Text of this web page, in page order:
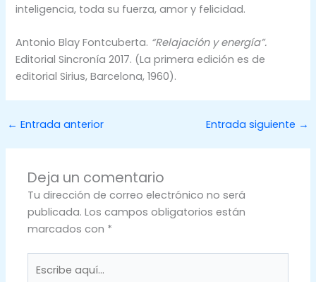
inteligencia, toda su fuerza, amor y felicidad.
Antonio Blay Fontcuberta. “Relajación y energía”.
Editorial Sincronía 2017. (La primera edición es de
editorial Sirius, Barcelona, 1960).
← Entrada anterior Entrada siguiente →
Deja un comentario
Tu dirección de correo electrónico no será
publicada. Los campos obligatorios están
marcados con *
aquí...